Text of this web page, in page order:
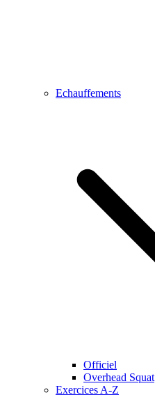
Echauffements
Officiel
Overhead Squat
Exercices A-Z